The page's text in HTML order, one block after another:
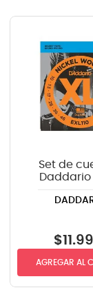
Set de
EXL110
$11 .
AGREGAR AL